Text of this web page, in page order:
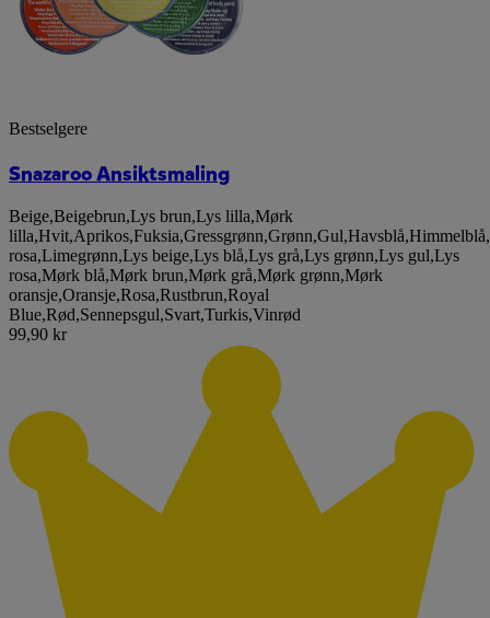
Bestselgere
Snazaroo Ansiktsmaling
Beige,Beigebrun,Lys brun,Lys lilla,Mørk
lilla,Hvit,Aprikos,Fuksia,Gressgrønn,Grønn,Gul,Havsblå,Himmelblå,
rosa,Limegrønn,Lys beige,Lys blå,Lys grå,Lys grønn,Lys gul,Lys
rosa,Mørk blå,Mørk brun,Mørk grå,Mørk grønn,Mørk
oransje,Oransje,Rosa,Rustbrun,Royal
Blue,Rød,Sennepsgul,Svart,Turkis,Vinrød
99,90 kr